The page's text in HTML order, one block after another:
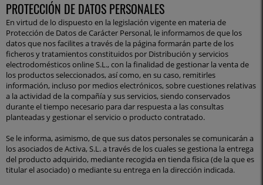
PROTECCIÓN DE DATOS PERSONALES
En virtud de lo dispuesto en la legislación vigente en materia de
Protección de Datos de Carácter Personal, le informamos de que los
datos que nos facilites a través de la página formarán parte de los
ficheros y tratamientos constituidos por Distribución y servicios
electrodomésticos online S.L., con la finalidad de gestionar la venta de
los productos seleccionados, así como, en su caso, remitirles
información, incluso por medios electrónicos, sobre cuestiones relativas
a la actividad de la compañía y sus servicios, siendo conservados
durante el tiempo necesario para dar respuesta a las consultas
planteadas y gestionar el servicio o producto contratado.
Se le informa, asimismo, de que sus datos personales se comunicarán a
los asociados de Activa, S.L. a través de los cuales se gestiona la entrega
del producto adquirido, mediante recogida en tienda física (de la que es
titular el asociado) o mediante su entrega en la dirección indicada.